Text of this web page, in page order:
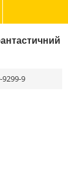
9299-9